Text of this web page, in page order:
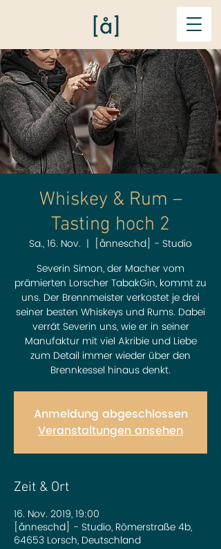
Whiskey & Rum –
Tasting hoch 2
Sa., 16. Nov.
  |
[ånneschd] - Studio
Severin Simon, der Macher vom
prämierten Lorscher TabakGin, kommt zu
uns. Der Brennmeister verkostet je drei
seiner besten Whiskeys und Rums. Dabei
verrät Severin uns, wie er in seiner
Manufaktur mit viel Akribie und Liebe
zum Detail immer wieder über den
Brennkessel hinaus denkt.
Anmeldung abgeschlossen
Veranstaltungen ansehen
Zeit & Ort
16. Nov. 2019, 19:00
[ånneschd] - Studio, Römerstraße 4b,
64653 Lorsch, Deutschland